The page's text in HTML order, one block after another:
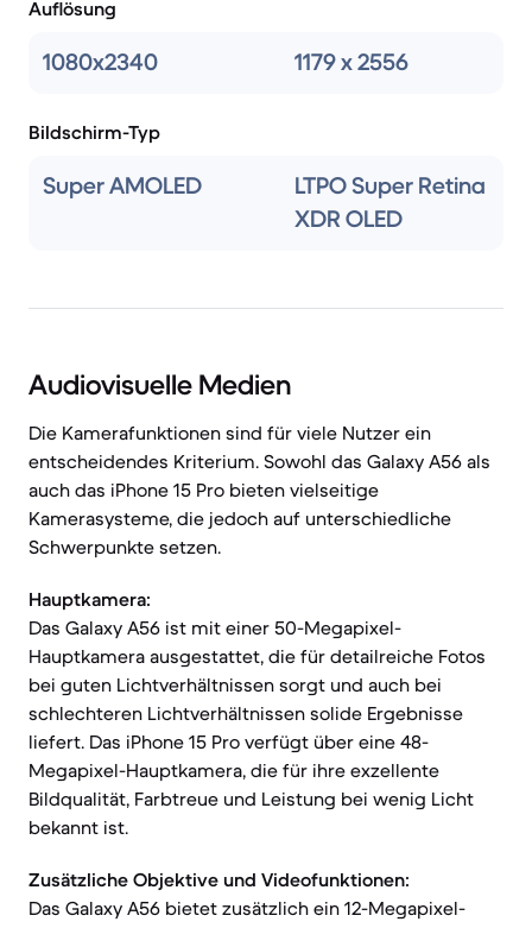
Auflösung
1080x2340 1179 x 2556
Bildschirm-Typ
Super AMOLED
LTPO Super Retina
XDR OLED
Audiovisuelle Medien
Die Kamerafunktionen sind für viele Nutzer ein
entscheidendes Kriterium. Sowohl das Galaxy A56 als
auch das iPhone 15 Pro bieten vielseitige
Kamerasysteme, die jedoch auf unterschiedliche
Schwerpunkte setzen.
Hauptkamera:
Das Galaxy A56 ist mit einer 50-Megapixel-
Hauptkamera ausgestattet, die für detailreiche Fotos
bei guten Lichtverhältnissen sorgt und auch bei
schlechteren Lichtverhältnissen solide Ergebnisse
liefert. Das iPhone 15 Pro verfügt über eine 48-
Megapixel-Hauptkamera, die für ihre exzellente
Bildqualität, Farbtreue und Leistung bei wenig Licht
bekannt ist.
Zusätzliche Objektive und Videofunktionen:
Das Galaxy A56 bietet zusätzlich ein 12-Megapixel-